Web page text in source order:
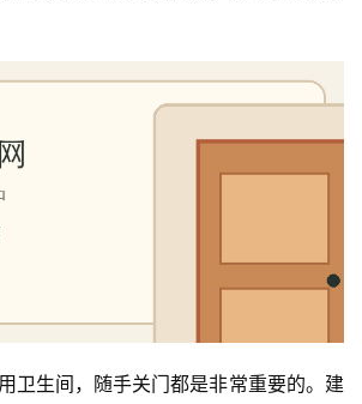
卫生间，随手关门都是非常重要的。建